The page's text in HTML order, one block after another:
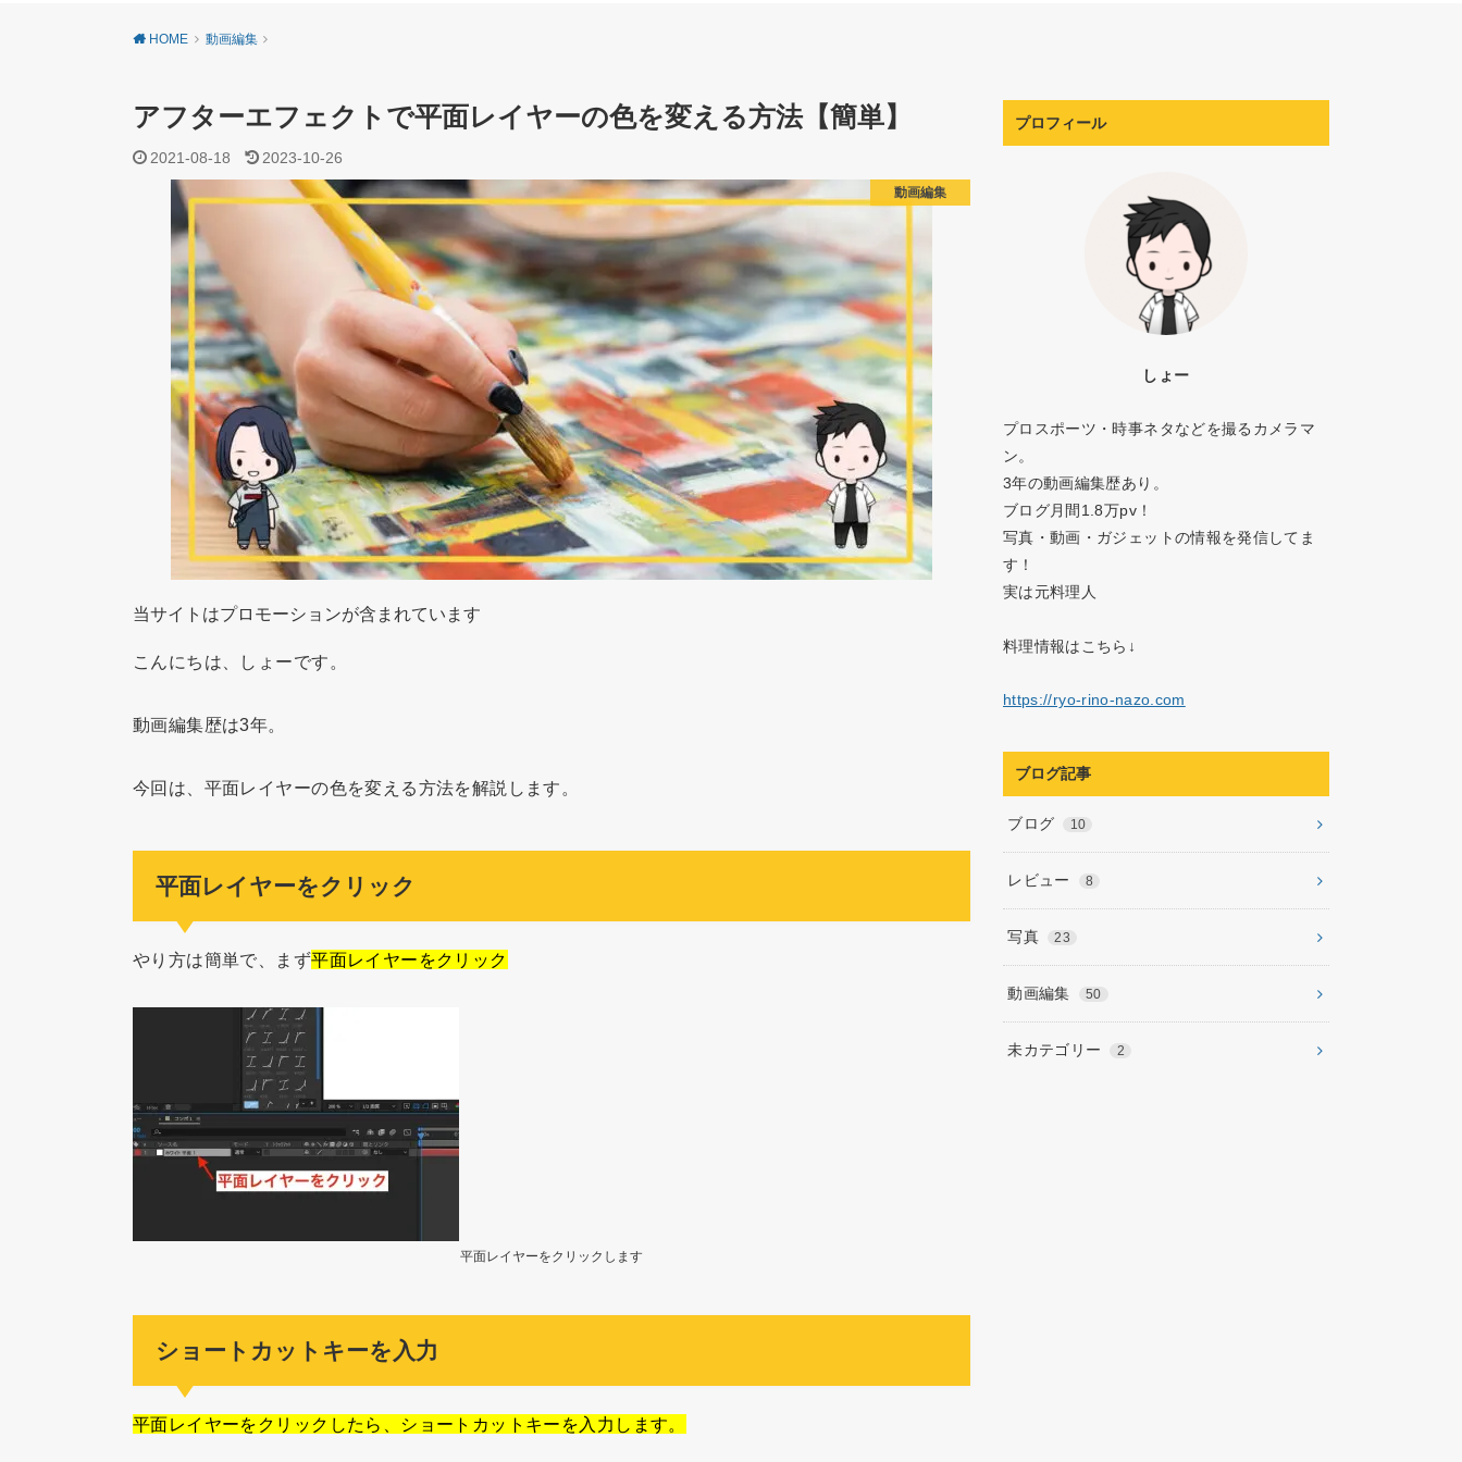
HOME 動画編集
アフターエフェクトで平面レイヤーの色を変える方法【簡単】
2021-08-18 2023-10-26
動画編集
当サイトはプロモーションが含まれています
こんにちは、しょーです。
動画編集歴は3年。
今回は、平面レイヤーの色を変える方法を解説します。
平面レイヤーをクリック
やり方は簡単で、まず平面レイヤーをクリック
平面レイヤーをクリックします
ショートカットキーを入力
平面レイヤーをクリックしたら、ショートカットキーを入力します。
プロフィール
しょー
プロスポーツ・時事ネタなどを撮るカメラマ
ン。
3年の動画編集歴あり。
ブログ月間1.8万pv！
写真・動画・ガジェットの情報を発信してま
す！
実は元料理人
料理情報はこちら↓
https://ryo-rino-nazo.com
ブログ記事
ブログ 10
レビュー 8
写真 23
動画編集 50
未カテゴリー 2